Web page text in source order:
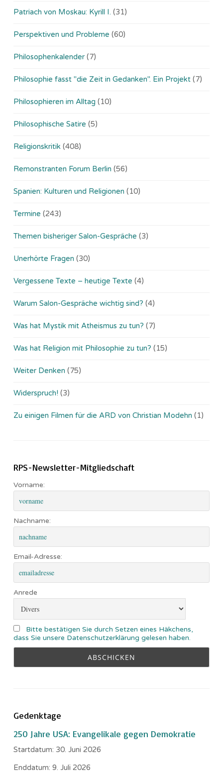
Patriach von Moskau: Kyrill I. (31)
Perspektiven und Probleme (60)
Philosophenkalender (7)
Philosophie fasst "die Zeit in Gedanken". Ein Projekt (7)
Philosophieren im Alltag (10)
Philosophische Satire (5)
Religionskritik (408)
Remonstranten Forum Berlin (56)
Spanien: Kulturen und Religionen (10)
Termine (243)
Themen bisheriger Salon-Gespräche (3)
Unerhörte Fragen (30)
Vergessene Texte – heutige Texte (4)
Warum Salon-Gespräche wichtig sind? (4)
Was hat Mystik mit Atheismus zu tun? (7)
Was hat Religion mit Philosophie zu tun? (15)
Weiter Denken (75)
Widerspruch! (3)
Zu einigen Filmen für die ARD von Christian Modehn (1)
RPS-Newsletter-Mitgliedschaft
Vorname:
Nachname:
Email-Adresse:
Anrede
Bitte bestätigen Sie durch Setzen eines Häkchens,
dass Sie unsere Datenschutzerklärung gelesen haben.
Gedenktage
250 Jahre USA: Evangelikale gegen Demokratie
Startdatum: 30. Juni 2026
Enddatum: 9. Juli 2026